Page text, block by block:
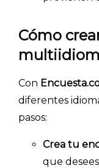
Cómo
Con
diferentes
pasos:
Crea tu
que